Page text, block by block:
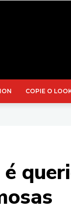
COPIE O